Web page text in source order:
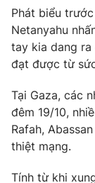
® Cấm sao chép
thuận bằng văn
thông tin từ
Phát biểu
Netanyahu
tay kia dang ra
đạt được từ
Tại Gaza, các
đêm 19/10,
Rafah,
thiệt mạng.
Tính từ khi